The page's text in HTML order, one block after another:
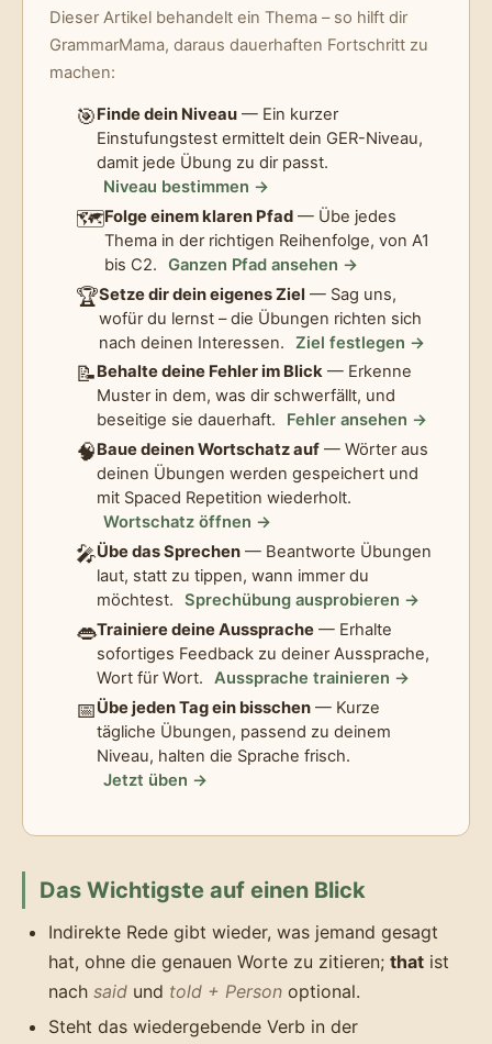
Dieser Artikel behandelt ein Thema – so hilft dir
GrammarMama, daraus dauerhaften Fortschritt zu
machen:
🎯Finde dein Niveau — Ein kurzer
Einstufungstest ermittelt dein GER-Niveau,
damit jede Übung zu dir passt.
Niveau bestimmen →
🗺️Folge einem klaren Pfad — Übe jedes
Thema in der richtigen Reihenfolge, von A1
bis C2.
Ganzen Pfad ansehen →
🏆Setze dir dein eigenes Ziel — Sag uns,
wofür du lernst – die Übungen richten sich
nach deinen Interessen.
Ziel festlegen →
📝Behalte deine Fehler im Blick — Erkenne
Muster in dem, was dir schwerfällt, und
beseitige sie dauerhaft.
Fehler ansehen →
🧠Baue deinen Wortschatz auf — Wörter aus
deinen Übungen werden gespeichert und
mit Spaced Repetition wiederholt.
Wortschatz öffnen →
🎤Übe das Sprechen — Beantworte Übungen
laut, statt zu tippen, wann immer du
möchtest.
Sprechübung ausprobieren →
👄Trainiere deine Aussprache — Erhalte
sofortiges Feedback zu deiner Aussprache,
Wort für Wort.
Aussprache trainieren →
📅Übe jeden Tag ein bisschen — Kurze
tägliche Übungen, passend zu deinem
Niveau, halten die Sprache frisch.
Jetzt üben →
Das Wichtigste auf einen Blick
Indirekte Rede gibt wieder, was jemand gesagt
hat, ohne die genauen Worte zu zitieren; that ist
nach said und told + Person optional.
Steht das wiedergebende Verb in der